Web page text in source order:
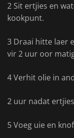
2 Sit ertjies en
kookpunt.
3 Draai hitte laer
vir 2 uur oor
4 Verhit olie in
2 uur nadat
5 Voeg uie en